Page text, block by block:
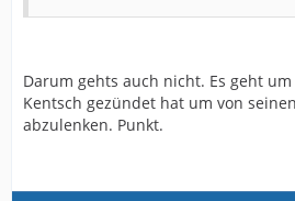
Darum gehts auch nicht. Es geht
Kentsch gezündet hat um von
abzulenken. Punkt.